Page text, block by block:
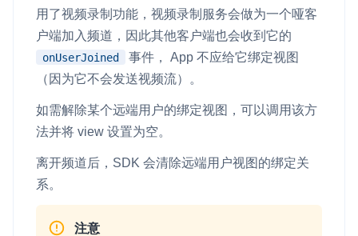
用了视频录制功能，视频录制服务会做为一个哑客
户端加入频道，因此其他客户端也会收到它的
onUserJoined
事件， App 不应给它绑定视图
（因为它不会发送视频流）。
如需解除某个远端用户的绑定视图，可以调用该方
法并将 view 设置为空。
离开频道后，SDK 会清除远端用户视图的绑定关
系。
注意